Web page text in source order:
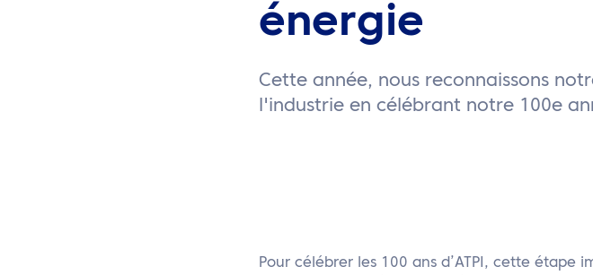
énergie
Cette année, nous reconnaissons
l'industrie en célébrant notre 100e
Pour célébrer les 100 ans d’ATPI, cette